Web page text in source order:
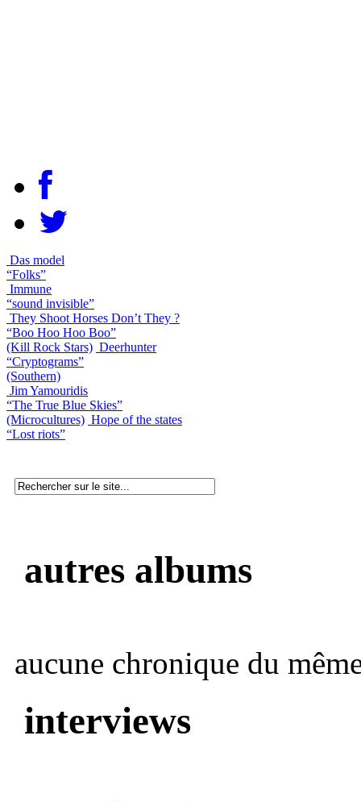
Das model
“Folks”
Immune
“sound invisible”
They Shoot Horses Don’t They ?
“Boo Hoo Hoo Boo”
(Kill Rock Stars) Deerhunter
“Cryptograms”
(Southern)
Jim Yamouridis
“The True Blue Skies”
(Microcultures) Hope of the states
“Lost riots”
autres albums
aucune chronique du
interviews